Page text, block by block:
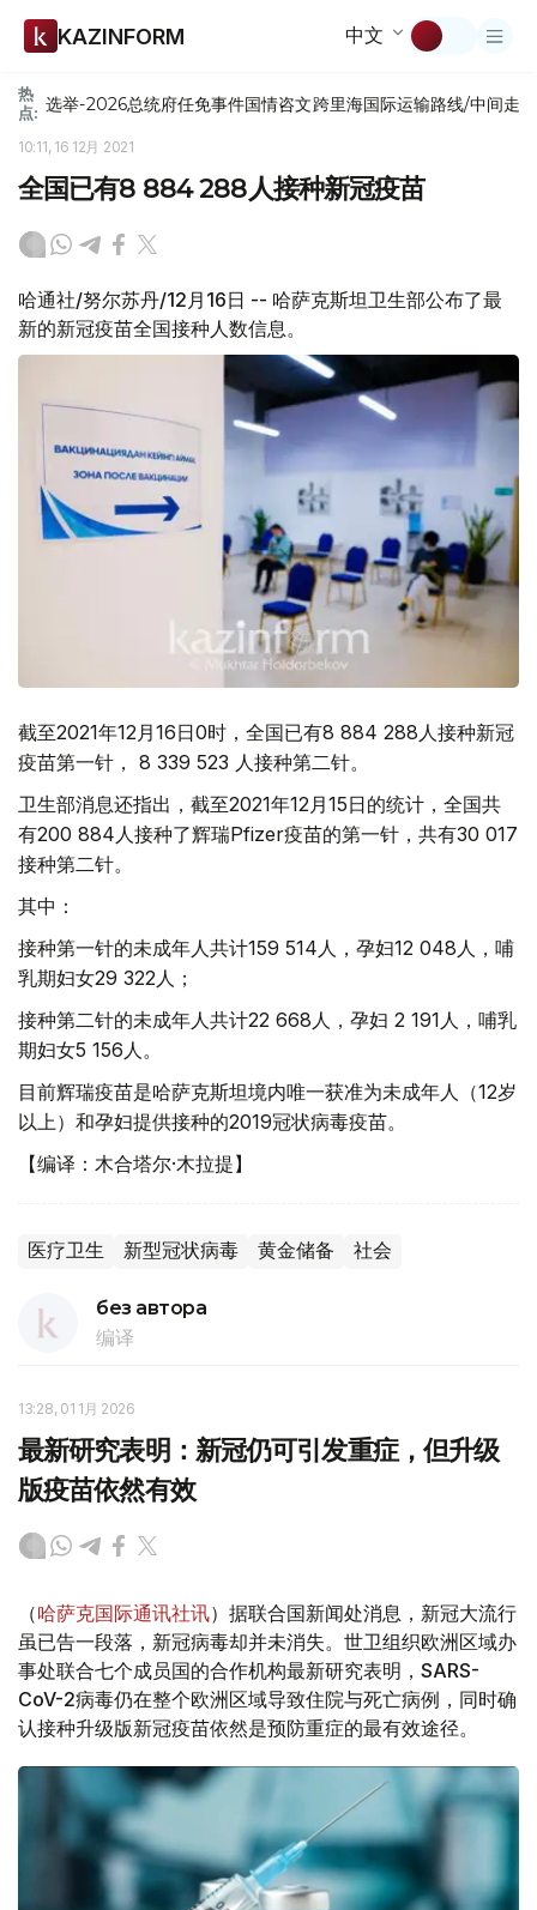
KAZINFORM 中文
热
点: 选举-2026总统府任免事件国情咨文跨里海国际运输路线/中间走廊
10:11, 16 12月 2021
全国已有8 884 288人接种新冠疫苗
哈通社/努尔苏丹/12月16日 -- 哈萨克斯坦卫生部公布了最
新的新冠疫苗全国接种人数信息。
截至2021年12月16日0时，全国已有8 884 288人接种新冠
疫苗第一针， 8 339 523 人接种第二针。
卫生部消息还指出，截至2021年12月15日的统计，全国共
有200 884人接种了辉瑞Pfizer疫苗的第一针，共有30 017
接种第二针。
其中：
接种第一针的未成年人共计159 514人，孕妇12 048人，哺
乳期妇女29 322人；
接种第二针的未成年人共计22 668人，孕妇 2 191人，哺乳
期妇女5 156人。
目前辉瑞疫苗是哈萨克斯坦境内唯一获准为未成年人（12岁
以上）和孕妇提供接种的2019冠状病毒疫苗。
【编译：木合塔尔·木拉提】
医疗卫生 新型冠状病毒 黄金储备 社会
без автора
编译
13:28, 01 1月 2026
最新研究表明：新冠仍可引发重症，但升级
版疫苗依然有效
（哈萨克国际通讯社讯）据联合国新闻处消息，新冠大流行
虽已告一段落，新冠病毒却并未消失。世卫组织欧洲区域办
事处联合七个成员国的合作机构最新研究表明，SARS-
CoV-2病毒仍在整个欧洲区域导致住院与死亡病例，同时确
认接种升级版新冠疫苗依然是预防重症的最有效途径。